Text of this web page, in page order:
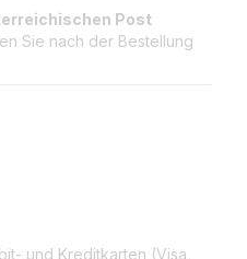
Post
Sie nach der Bestellung
und Kreditkarten (Visa,